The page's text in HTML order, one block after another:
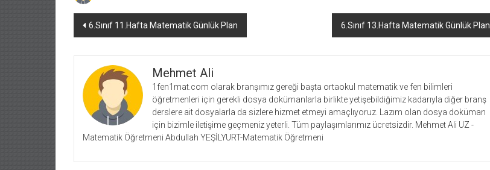
Yazı
6.Sınıf 11.Hafta Matematik Günlük Plan 6.Sınıf 13.Hafta Matematik Günlük Plan
Mehmet Ali
1fen1mat.com olarak branşımız gereği başta ortaokul matematik ve fen bilimleri
öğretmenleri için gerekli dosya dokümanlarla birlikte yetişebildiğimiz kadarıyla diğer branş
derslere ait dosyalarla da sizlere hizmet etmeyi amaçlıyoruz. Lazım olan dosya doküman
için bizimle iletişime geçmeniz yeterli. Tüm paylaşımlarımız ücretsizdir. Mehmet Ali UZ -
Matematik Öğretmeni Abdullah YEŞİLYURT-Matematik Öğretmeni